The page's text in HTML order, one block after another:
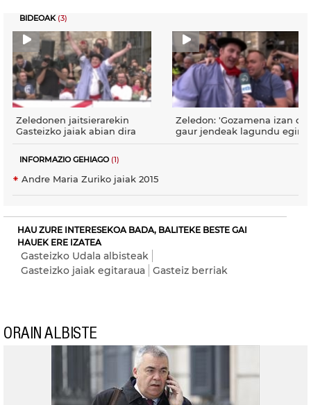
BIDEOAK(3)
Zeledonen jaitsierarekin
Gasteizko jaiak abian dira
Zeledon: 'Gozamena izan da,
gaur jendeak lagundu egin
INFORMAZIO GEHIAGO(1)
Andre Maria Zuriko jaiak 2015
HAU ZURE INTERESEKOA BADA, BALITEKE BESTE GAI
HAUEK ERE IZATEA
Gasteizko Udala albisteak
Gasteizko jaiak egitaraua
Gasteiz berriak
ORAIN ALBISTE